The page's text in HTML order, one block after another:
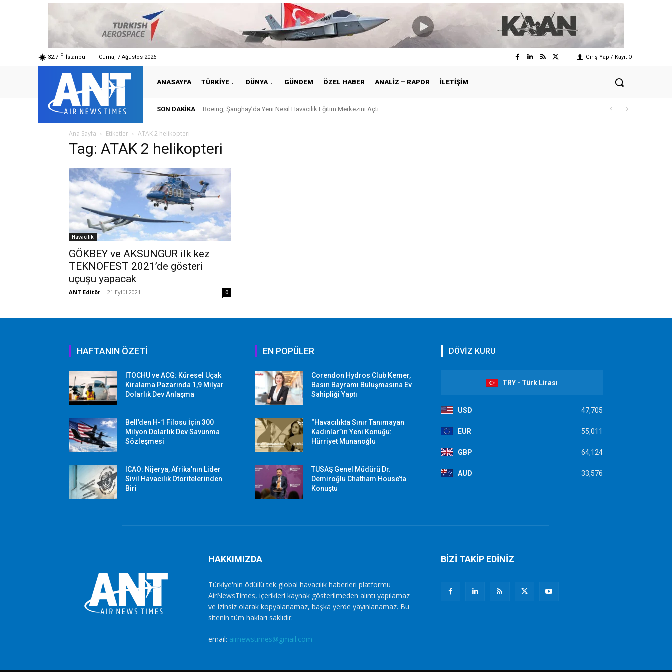
32.7 C İstanbul Cuma, 7 Ağustos 2026 Giriş Yap / Kayıt Ol
ANASAYFA TÜRKIYE DÜNYA GÜNDEM ÖZEL HABER ANALIZ – RAPOR İLETIŞIM
SON DAKIKA Boeing, Şanghay’da Yeni Nesil Havacılık Eğitim Merkezini Açtı
Ana Sayfa Etiketler ATAK 2 helikopteri
Tag: ATAK 2 helikopteri
Havacılık
GÖKBEY ve AKSUNGUR ilk kez
TEKNOFEST 2021’de gösteri
uçuşu yapacak
ANT Editör - 21 Eylül 2021 0
HAFTANIN ÖZETİ
ITOCHU ve ACG: Küresel Uçak
Kiralama Pazarında 1,9 Milyar
Dolarlık Dev Anlaşma
Bell’den H-1 Filosu İçin 300
Milyon Dolarlık Dev Savunma
Sözleşmesi
ICAO: Nijerya, Afrika’nın Lider
Sivil Havacılık Otoritelerinden
Biri
EN POPÜLER
Corendon Hydros Club Kemer,
Basın Bayramı Buluşmasına Ev
Sahipliği Yaptı
“Havacılıkta Sınır Tanımayan
Kadınlar”ın Yeni Konuğu:
Hürriyet Munanoğlu
TUSAŞ Genel Müdürü Dr.
Demiroğlu Chatham House’ta
Konuştu
DÖVİZ KURU
TRY - Türk Lirası
USD 47,705
EUR 55,011
GBP 64,124
AUD 33,576
HAKKIMIZDA
Türkiye'nin ödüllü tek global havacılık haberleri platformu
AirNewsTimes, içerikleri kaynak gösterilmeden alıntı yapılamaz
ve izinsiz olarak kopyalanamaz, başka yerde yayınlanamaz. Bu
sitenin tüm hakları saklıdır.
email: airnewstimes@gmail.com
BİZİ TAKİP EDİNİZ